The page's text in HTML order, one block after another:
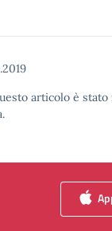
articolo è